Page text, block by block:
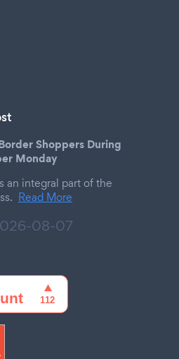
Shoppers During
Monday
an integral part of the
Read More
08-07